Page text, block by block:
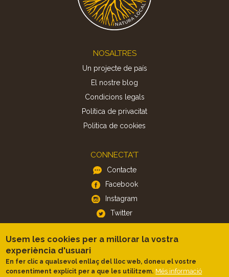
NOSALTRES
Un projecte de país
El nostre blog
Condicions legals
Política de privacitat
Politica de cookies
CONNECTA'T
Contacte
Facebook
Instagram
Twitter
APP
iOS
Android
Usem les cookies per a millorar la vostra
experiència d'usuari
En fer clic a qualsevol enllaç del lloc web, doneu el vostre
consentiment explícit per a que les utilitzem. Més informació